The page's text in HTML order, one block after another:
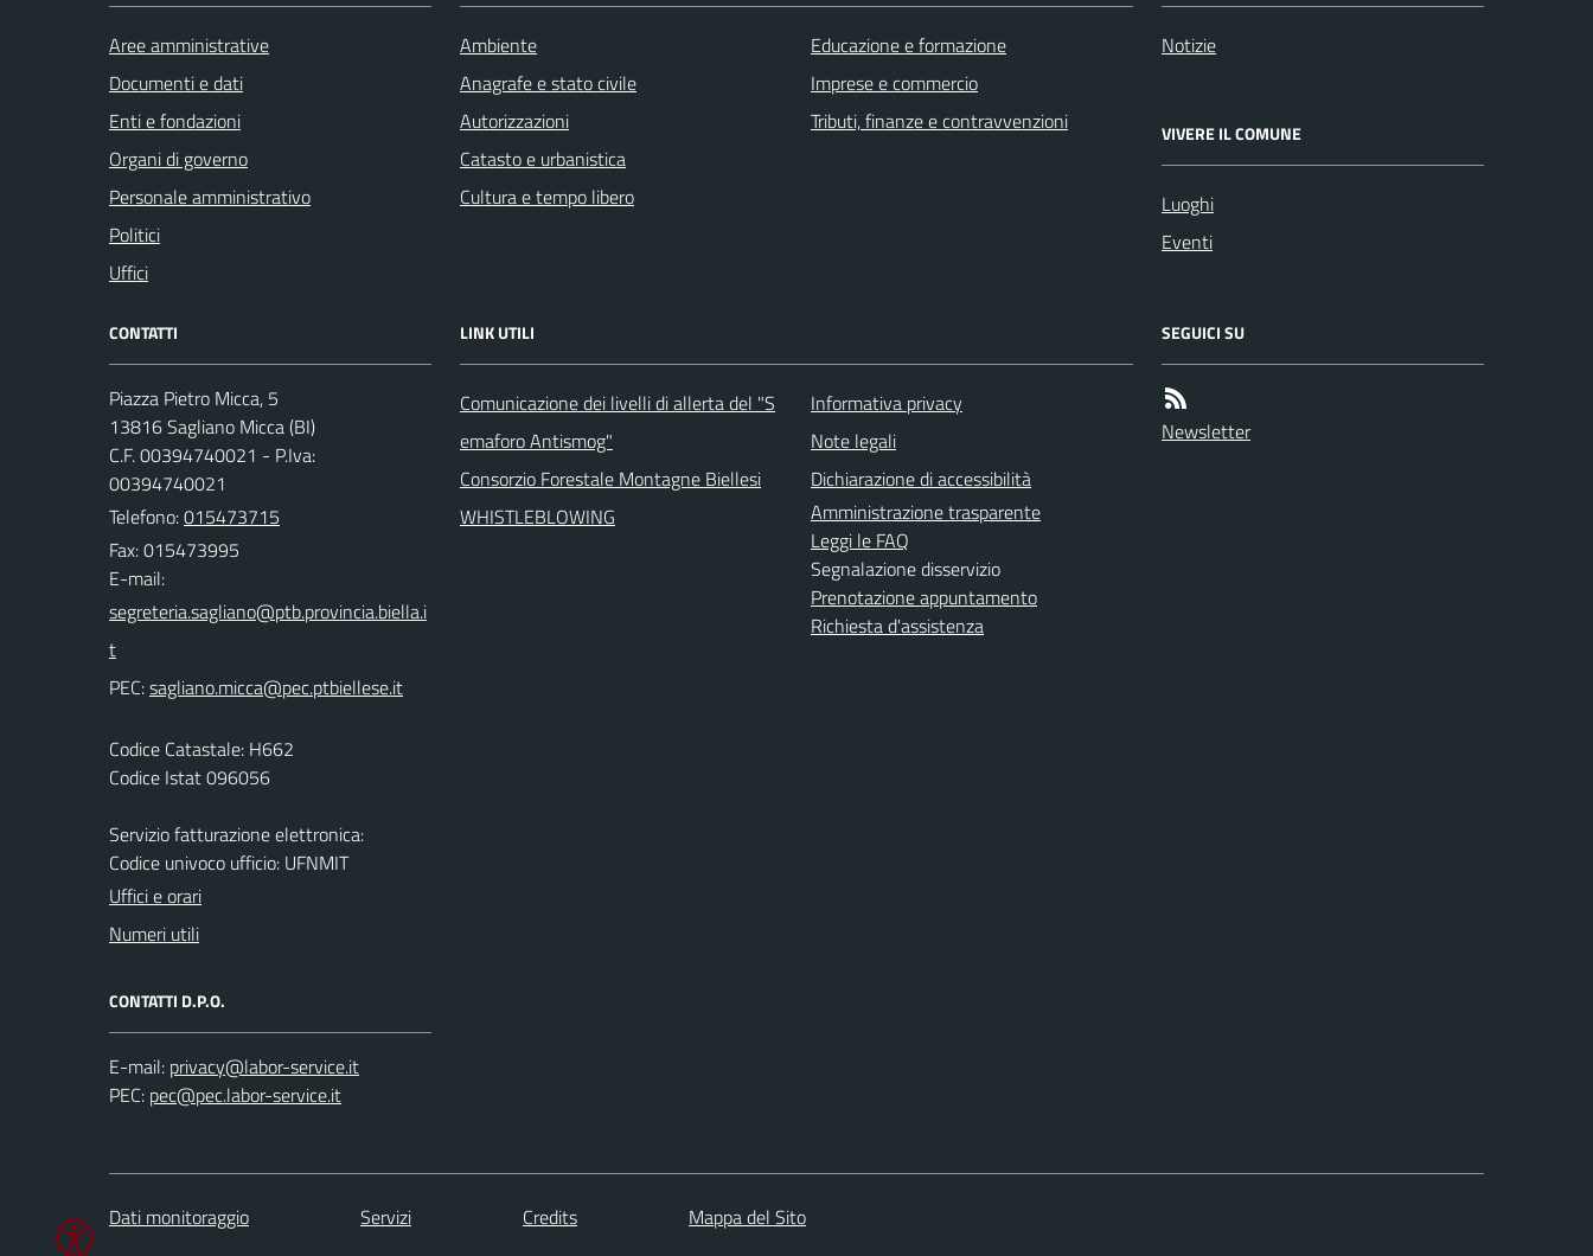
Aree amministrative
Documenti e dati
Enti e fondazioni
Organi di governo
Personale amministrativo
Politici
Uffici
Ambiente
Anagrafe e stato civile
Autorizzazioni
Catasto e urbanistica
Cultura e tempo libero
Educazione e formazione
Imprese e commercio
Tributi, finanze e contravvenzioni
Notizie
VIVERE IL COMUNE
Luoghi
Eventi
CONTATTI
Piazza Pietro Micca, 5
13816 Sagliano Micca (BI)
C.F. 00394740021 - P.Iva:
00394740021
Telefono:015473715
Fax: 015473995
E-mail:
PEC:
Codice Catastale: H662
Codice Istat 096056
Servizio fatturazione elettronica:
Codice univoco ufficio: UFNMIT
Uffici e orari
Numeri utili
CONTATTI D.P.O.
E-mail:
PEC:
LINK UTILI
Comunicazione dei livelli di allerta del "S
emaforo Antismog"
Consorzio Forestale Montagne Biellesi
WHISTLEBLOWING
Informativa privacy
Note legali
Dichiarazione di accessibilità
Amministrazione trasparente
Leggi le FAQ
Segnalazione disservizio
Prenotazione appuntamento
Richiesta d'assistenza
SEGUICI SU
Newsletter
Dati monitoraggio Servizi Credits Mappa del Sito